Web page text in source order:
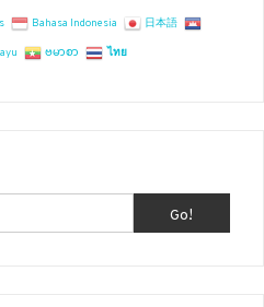
Bahasa Indonesia 日本語
ဗမာစာ ไทย
Go!